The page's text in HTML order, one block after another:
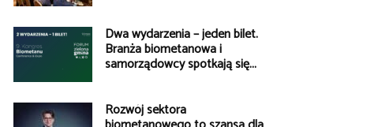
Dwa wydarzenia – jeden bilet.
Branża biometanowa i
samorządowcy spotkają się...
Rozwój sektora